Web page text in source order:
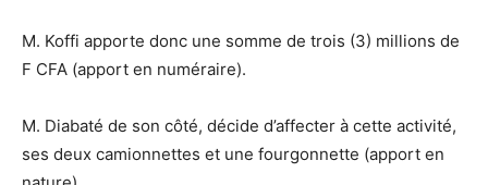
M. Koffi apporte donc une somme de trois (3) millions de
F CFA (apport en numéraire).
M. Diabaté de son côté, décide d’affecter à cette activité,
ses deux camionnettes et une fourgonnette (apport en